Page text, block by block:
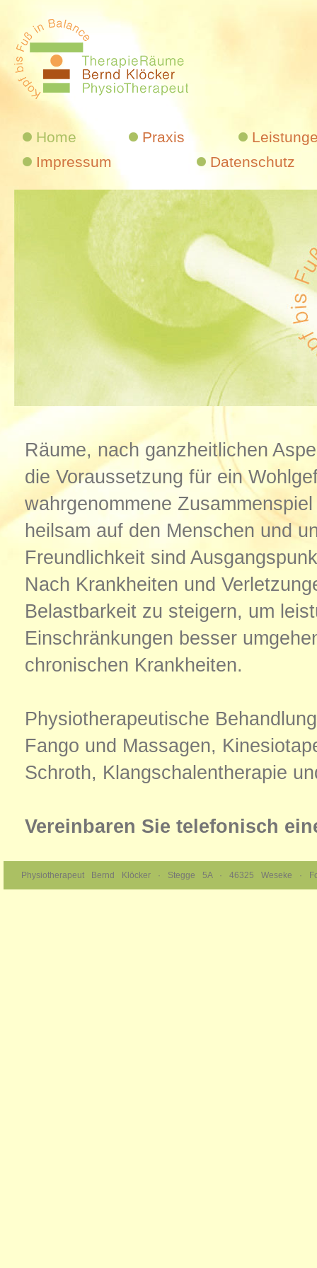
Home Praxis
Impressum
Datenschutz
Räume, nach ganzheitlichen
die Voraussetzung für ein
wahrgenommene
heilsam auf den Menschen und
Freundlichkeit sind
Nach Krankheiten und
Belastbarkeit zu steigern, um
Einschränkungen besser
chronischen Krankheiten.
Physiotherapeutische
Fango und Massagen,
Schroth, Klangschalentherapie
Vereinbaren Sie telefonisch
Physiotherapeut Bernd Klöcker · Stegge 5A · 46325